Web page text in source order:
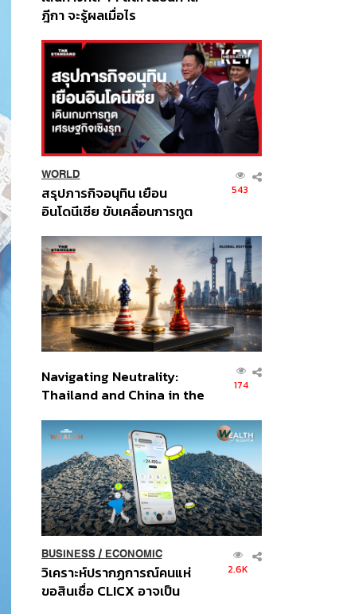
ฎีกา จะรู้ผลเมื่อไร
WORLD
สรุปภารกิจอนุทิน เยือน
อินโดนีเซีย ขับเคลื่อนการทูต
ส่วนยุทธศาสตร์ไทย –
อินโดนีเซีย
543
Navigating Neutrality:
Thailand and China in the
Order
174
BUSINESS/ ECONOMIC
วิเคราะห์ปรากฏการณ์คนแห่
ขอสินเชื่อ CLICX อาจเป็น
2.6K